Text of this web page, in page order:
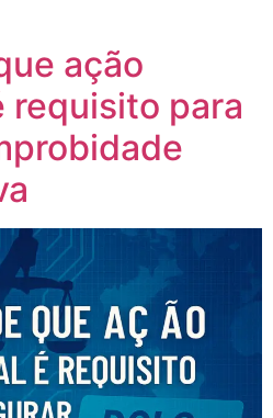
ação
requisito para